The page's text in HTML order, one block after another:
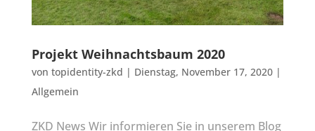
Projekt Weihnachtsbaum 2020
von topidentity-zkd | Dienstag, November 17, 2020|
Allgemein
ZKD News Wir informieren Sie in unserem Blog